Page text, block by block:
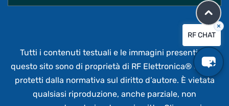
Tutti i contenuti testuali e le immagini presenti su
questo sito sono di proprietà di RF Elettronica®e sono
protetti dalla normativa sul diritto d’autore. È vietata
qualsiasi riproduzione, anche parziale, non
RF CHAT
×